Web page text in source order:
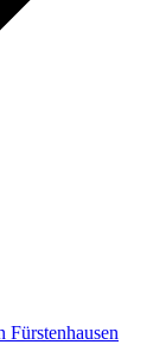
Fürstenhausen